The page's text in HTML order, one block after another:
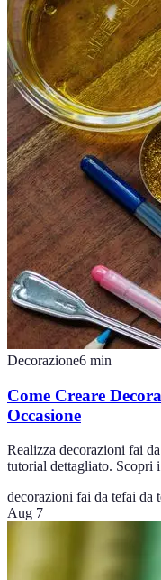
Decorazione6 min
Come Creare
Occasione
Realizza decorazioni fai
tutorial dettagliato. Scopri
decorazioni fai da tefai da
Aug 7